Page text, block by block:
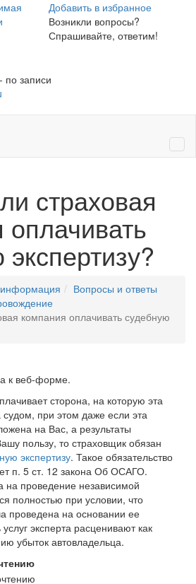
Добавить в избранное
Возникли вопросы?
Спрашивайте, ответим!
по записи
страховая
Вопросы и ответы
компания оплачивать судебную
к веб-форме.
сторона, на которую эта
судом, при этом даже если эта
на Вас, а результаты
пользу, то страховщик обязан
экспертизу. Такое обязательство
п. 5 ст. 12 закона Об ОСАГО.
на проведение независимой
полностью при условии, что
проведена на основании ее
эксперта расценивают как
убыток автовладельца.